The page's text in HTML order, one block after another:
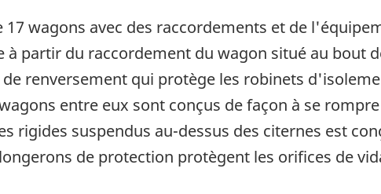
wagons avec des raccordements et de
partir du raccordement du wagon situé au bout
renversement qui protège les robinets
entre eux sont conçus de façon à se
rigides suspendus au-dessus des citernes est
de protection protègent les orifices de